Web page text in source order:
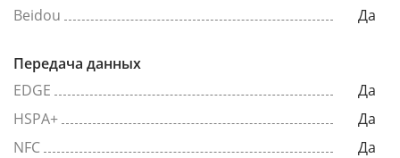
Beidou
Да
Передача данных
EDGE
Да
HSPA+
Да
NFC
Да